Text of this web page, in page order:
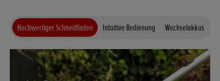
Hochwertiger Schneidfaden Intuitive Bedienung Wechselakkus